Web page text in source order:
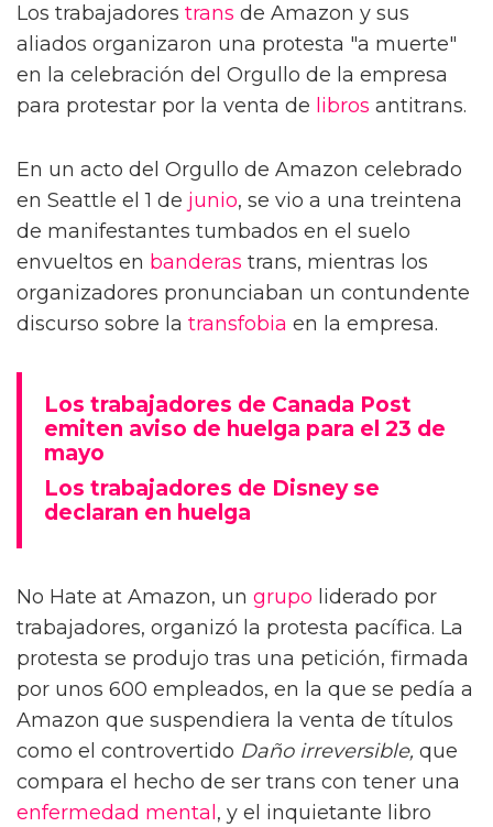
Los trabajadores trans de Amazon y sus
aliados organizaron una protesta "a muerte"
en la celebración del Orgullo de la empresa
para protestar por la venta de libros antitrans.
En un acto del Orgullo de Amazon celebrado
en Seattle el 1 de junio, se vio a una treintena
de manifestantes tumbados en el suelo
envueltos en banderas trans, mientras los
organizadores pronunciaban un contundente
discurso sobre la transfobia en la empresa.
Los trabajadores de Canada Post
emiten aviso de huelga para el 23 de
mayo
Los trabajadores de Disney se
declaran en huelga
No Hate at Amazon, un grupo liderado por
trabajadores, organizó la protesta pacífica. La
protesta se produjo tras una petición, firmada
por unos 600 empleados, en la que se pedía a
Amazon que suspendiera la venta de títulos
como el controvertido Daño irreversible, que
compara el hecho de ser trans con tener una
enfermedad mental , y el inquietante libro